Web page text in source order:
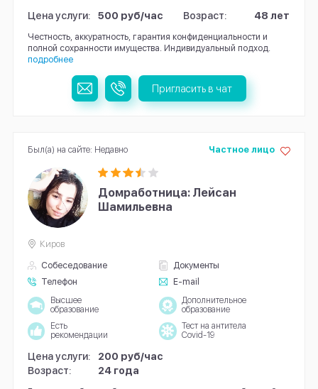
Цена услуги: 500 руб/час Возраст: 48 лет
Честность, аккуратность, гарантия конфиденциальности и
полной сохранности имущества. Индивидуальный подход.
подробнее
Пригласить в чат
Домработница: Лейсан
Шамильевна
Собеседование
Документы
Телефон
E-mail
Частное лицо
Киров
Высшее
образование
Дополнительное
образование
Есть
рекомендации
Тест на антитела
Covid-19
Цена услуги:
200 руб/час
Возраст:
24 года
Был(а) на сайте: Недавно